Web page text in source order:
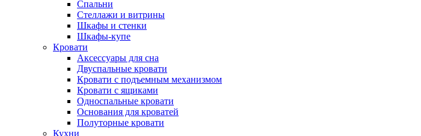
Спальни
Стеллажи и витрины
Шкафы и стенки
Шкафы-купе
Кровати
Аксессуары для сна
Двуспальные кровати
Кровати с подъемным механизмом
Кровати с ящиками
Односпальные кровати
Основания для кроватей
Полуторные кровати
Кухни